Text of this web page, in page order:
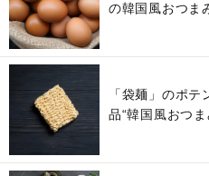
の韓国風おつま
「袋麺」のポ
品“韓国風おつま